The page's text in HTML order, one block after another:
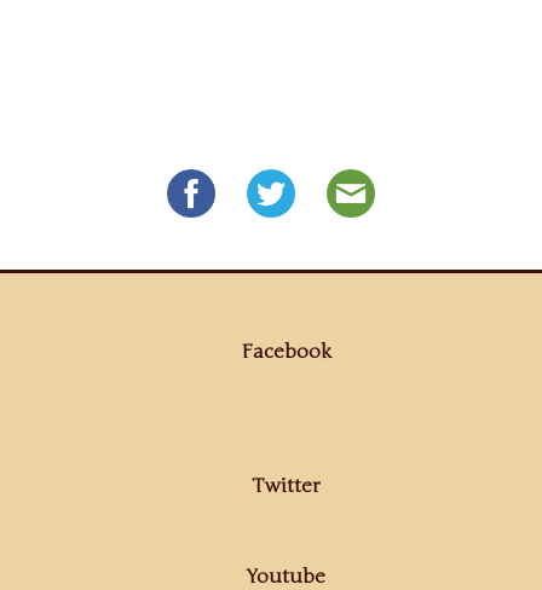
Facebook
Twitter
Youtube